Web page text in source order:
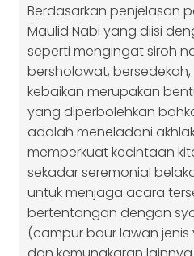
Berdasarkan penjelasan
Maulid Nabi yang diisi
seperti mengingat siroh
bersholawat,
kebaikan merupakan
yang diperbolehkan
adalah meneladani
memperkuat kecintaan
sekadar seremonial
untuk menjaga acara
bertentangan dengan
(campur baur lawan